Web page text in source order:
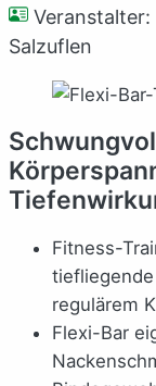
Salzuflen
Fitness-
regulärem
Flexi-Bar